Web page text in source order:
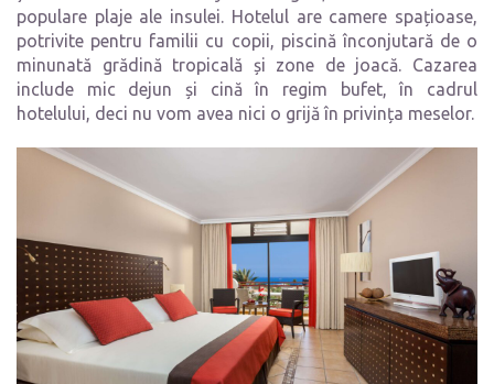
populare plaje ale insulei. Hotelul are camere spațioase,
potrivite pentru familii cu copii, piscină înconjutară de o
minunată grădină tropicală și zone de joacă. Cazarea
include mic dejun și cină în regim bufet, în cadrul
hotelului, deci nu vom avea nici o grijă în privința meselor.